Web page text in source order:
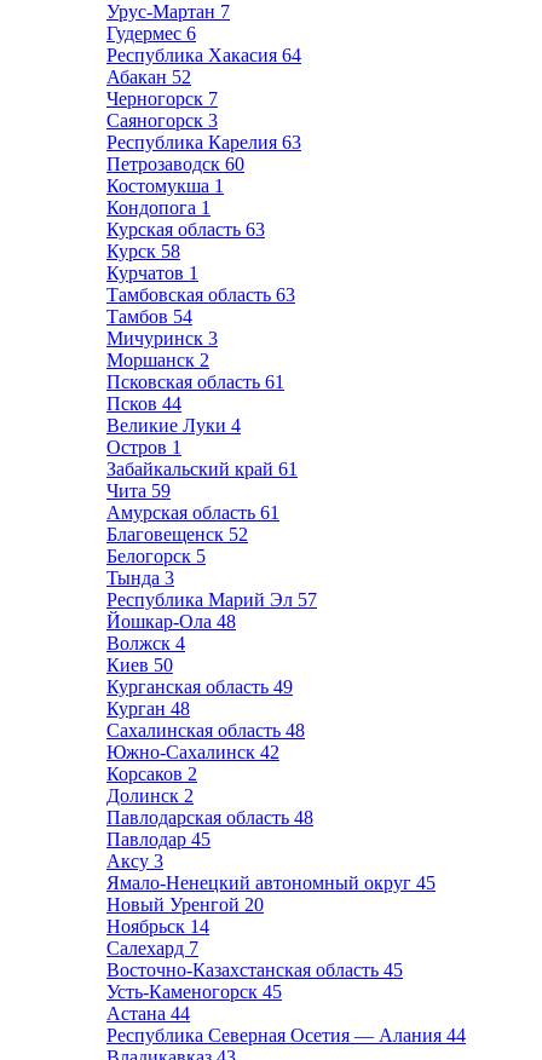
Урус-Мартан 7
Гудермес 6
Республика Хакасия 64
Абакан 52
Черногорск 7
Саяногорск 3
Республика Карелия 63
Петрозаводск 60
Костомукша 1
Кондопога 1
Курская область 63
Курск 58
Курчатов 1
Тамбовская область 63
Тамбов 54
Мичуринск 3
Моршанск 2
Псковская область 61
Псков 44
Великие Луки 4
Остров 1
Забайкальский край 61
Чита 59
Амурская область 61
Благовещенск 52
Белогорск 5
Тында 3
Республика Марий Эл 57
Йошкар-Ола 48
Волжск 4
Киев 50
Курганская область 49
Курган 48
Сахалинская область 48
Южно-Сахалинск 42
Корсаков 2
Долинск 2
Павлодарская область 48
Павлодар 45
Аксу 3
Ямало-Ненецкий автономный округ 45
Новый Уренгой 20
Ноябрьск 14
Салехард 7
Восточно-Казахстанская область 45
Усть-Каменогорск 45
Астана 44
Республика Северная Осетия — Алания 44